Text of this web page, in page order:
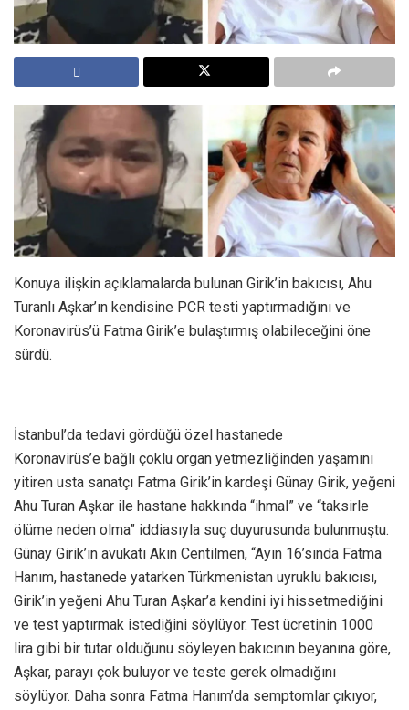
Konuya ilişkin açıklamalarda bulunan Girik’in bakıcısı, Ahu
Turanlı Aşkar’ın kendisine PCR testi yaptırmadığını ve
Koronavirüs’ü Fatma Girik’e bulaştırmış olabileceğini öne
sürdü.
İstanbul’da tedavi gördüğü özel hastanede
Koronavirüs’e bağlı çoklu organ yetmezliğinden yaşamını
yitiren usta sanatçı Fatma Girik’in kardeşi Günay Girik, yeğeni
Ahu Turan Aşkar ile hastane hakkında “ihmal” ve “taksirle
ölüme neden olma” iddiasıyla suç duyurusunda bulunmuştu.
Günay Girik’in avukatı Akın Centilmen, “Ayın 16’sında Fatma
Hanım, hastanede yatarken Türkmenistan uyruklu bakıcısı,
Girik’in yeğeni Ahu Turan Aşkar’a kendini iyi hissetmediğini
ve test yaptırmak istediğini söylüyor. Test ücretinin 1000
lira gibi bir tutar olduğunu söyleyen bakıcının beyanına göre,
Aşkar, parayı çok buluyor ve teste gerek olmadığını
söylüyor. Daha sonra Fatma Hanım’da semptomlar çıkıyor,